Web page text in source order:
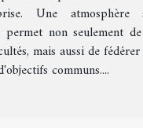
Une atmosphère
permet non seulement
mais aussi de
communs....